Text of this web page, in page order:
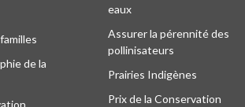
de la
eaux
Assurer la pérennité des
pollinisateurs
Prairies Indigènes
Prix de la Conservation